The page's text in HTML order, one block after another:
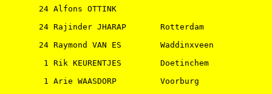
24 Alfons OTTINK
24 Rajinder JHARAP       Rotterdam
24 Raymond VAN ES        Waddinxveen
1 Rik KEURENTJES        Doetinchem
1 Arie WAASDORP         Voorburg